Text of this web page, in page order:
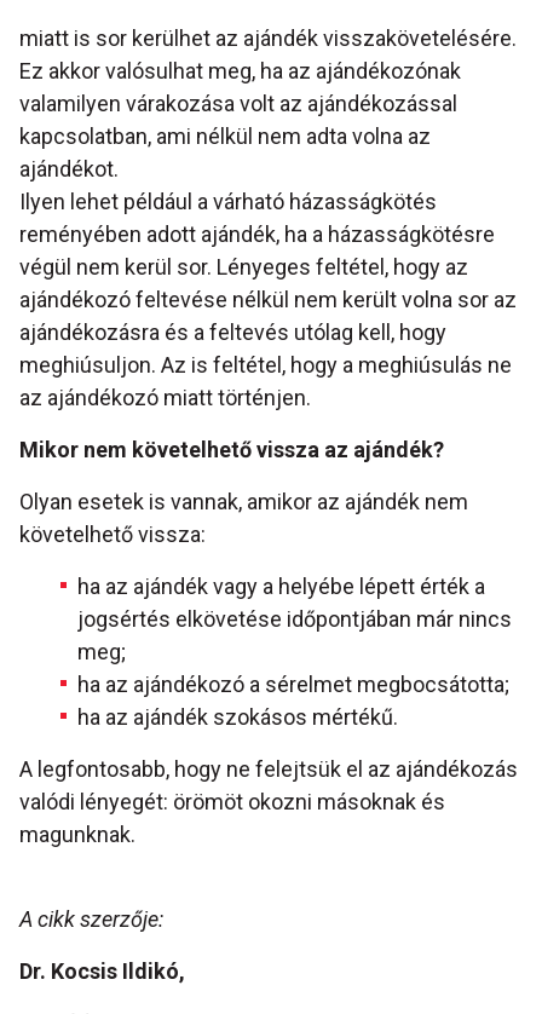
miatt is sor kerülhet az ajándék visszakövetelésére.
Ez akkor valósulhat meg, ha az ajándékozónak
valamilyen várakozása volt az ajándékozással
kapcsolatban, ami nélkül nem adta volna az
ajándékot.
Ilyen lehet például a várható házasságkötés
reményében adott ajándék, ha a házasságkötésre
végül nem kerül sor. Lényeges feltétel, hogy az
ajándékozó feltevése nélkül nem került volna sor az
ajándékozásra és a feltevés utólag kell, hogy
meghiúsuljon. Az is feltétel, hogy a meghiúsulás ne
az ajándékozó miatt történjen.
Mikor nem követelhető vissza az ajándék?
Olyan esetek is vannak, amikor az ajándék nem
követelhető vissza:
ha az ajándék vagy a helyébe lépett érték a
jogsértés elkövetése időpontjában már nincs
meg;
ha az ajándékozó a sérelmet megbocsátotta;
ha az ajándék szokásos mértékű.
A legfontosabb, hogy ne felejtsük el az ajándékozás
valódi lényegét: örömöt okozni másoknak és
magunknak.
A cikk szerzője:
Dr. Kocsis Ildikó,